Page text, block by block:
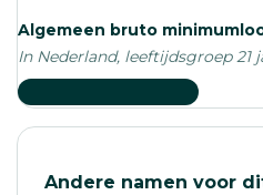
Algemeen bruto
In Nederland, leeftijdsgroep 21
Andere namen voor